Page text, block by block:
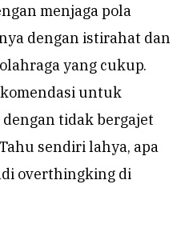
menjaga pola
dengan istirahat dan
yang cukup.
untuk
dengan tidak bergajet
sendiri lahya, apa
overthingking di